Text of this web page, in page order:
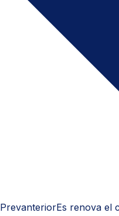
PrevanteriorEs renova el